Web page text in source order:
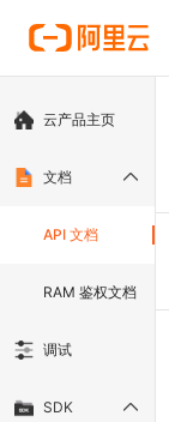
云产品主页
文档
API 文档
RAM 鉴权文档
调试
SDK